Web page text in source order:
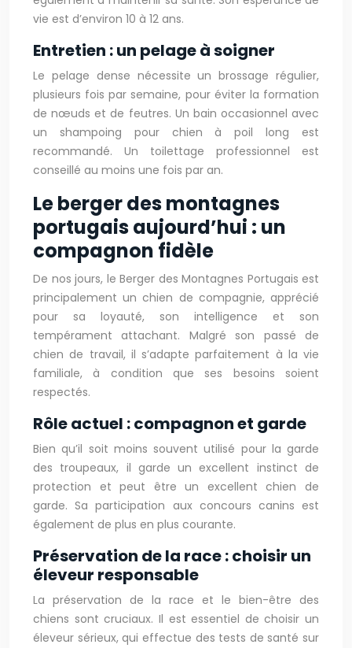
vie est d’environ 10 à 12 ans.
Entretien : un pelage à soigner
Le pelage dense nécessite un brossage régulier,
plusieurs fois par semaine, pour éviter la formation
de nœuds et de feutres. Un bain occasionnel avec
un shampoing pour chien à poil long est
recommandé. Un toilettage professionnel est
conseillé au moins une fois par an.
Le berger des montagnes
portugais aujourd’hui : un
compagnon fidèle
De nos jours, le Berger des Montagnes Portugais est
principalement un chien de compagnie, apprécié
pour sa loyauté, son intelligence et son
tempérament attachant. Malgré son passé de
chien de travail, il s’adapte parfaitement à la vie
familiale, à condition que ses besoins soient
respectés.
Rôle actuel : compagnon et garde
Bien qu’il soit moins souvent utilisé pour la garde
des troupeaux, il garde un excellent instinct de
protection et peut être un excellent chien de
garde. Sa participation aux concours canins est
également de plus en plus courante.
Préservation de la race : choisir un
éleveur responsable
La préservation de la race et le bien-être des
chiens sont cruciaux. Il est essentiel de choisir un
éleveur sérieux, qui effectue des tests de santé sur